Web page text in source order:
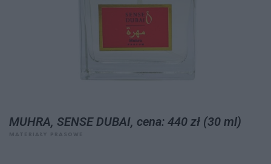
MUHRA, SENSE DUBAI, cena: 440 zł (30 ml)